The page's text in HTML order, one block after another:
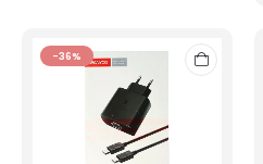
-36%